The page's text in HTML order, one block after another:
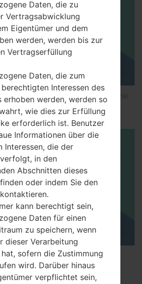
Firmware on LG Smartphone
using LG UP?
CODES for LG!
Daten, die zu
Vertragsabwicklung
Eigentümer und dem
werden, werden bis zur
Vertragserfüllung
Daten, die zum
Interessen des
erhoben werden, werden so
wie dies zur Erfüllung
erforderlich ist. Benutzer
Informationen über die
Interessen, die der
in den
Abschnitten dieses
oder indem Sie den
kann berechtigt sein,
Daten für einen
zu speichern, wenn
dieser Verarbeitung
sofern die Zustimmung
wird. Darüber hinaus
verpflichtet sein,